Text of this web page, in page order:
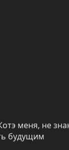
меня, не
будущим